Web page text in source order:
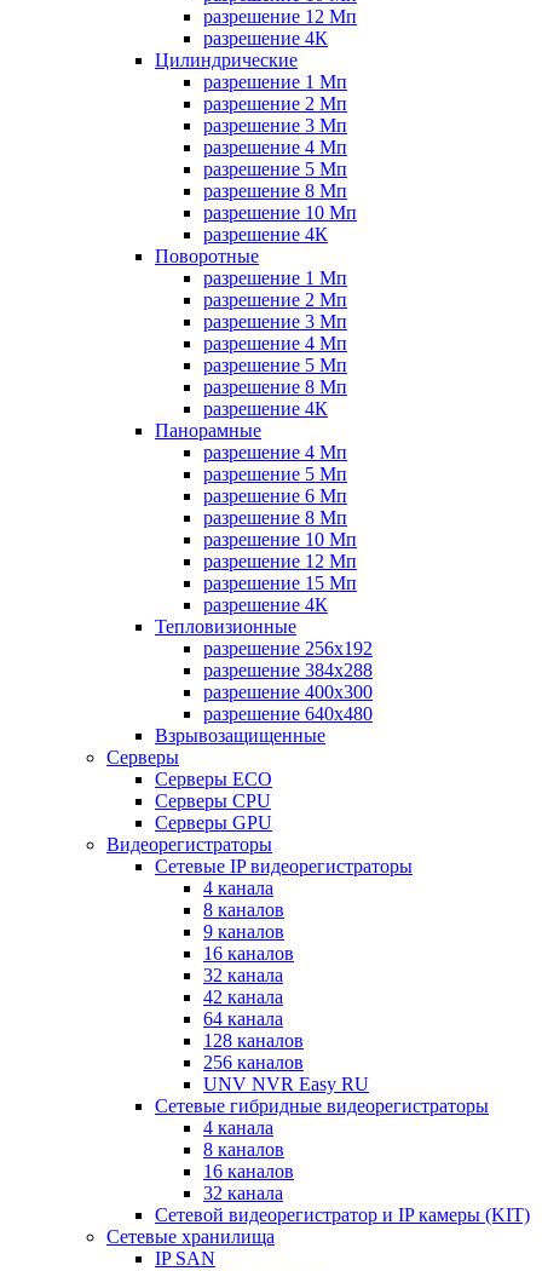
разрешение 12 Мп
разрешение 4К
Цилиндрические
разрешение 1 Мп
разрешение 2 Мп
разрешение 3 Мп
разрешение 4 Мп
разрешение 5 Мп
разрешение 8 Мп
разрешение 10 Мп
разрешение 4К
Поворотные
разрешение 1 Мп
разрешение 2 Мп
разрешение 3 Мп
разрешение 4 Мп
разрешение 5 Мп
разрешение 8 Мп
разрешение 4К
Панорамные
разрешение 4 Мп
разрешение 5 Мп
разрешение 6 Мп
разрешение 8 Мп
разрешение 10 Мп
разрешение 12 Мп
разрешение 15 Мп
разрешение 4К
Тепловизионные
разрешение 256x192
разрешение 384х288
разрешение 400x300
разрешение 640х480
Взрывозащищенные
Серверы
Серверы ECO
Серверы CPU
Серверы GPU
Видеорегистраторы
Сетевые IP видеорегистраторы
4 канала
8 каналов
9 каналов
16 каналов
32 канала
42 канала
64 канала
128 каналов
256 каналов
UNV NVR Easy RU
Сетевые гибридные видеорегистраторы
4 канала
8 каналов
16 каналов
32 канала
Сетевой видеорегистратор и IP камеры (KIT)
Сетевые хранилища
IP SAN